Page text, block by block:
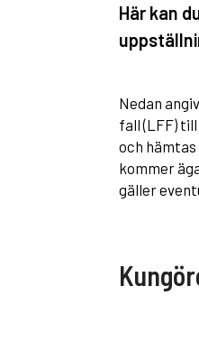
Här kan
Nedan
fall (LFF)
och
kommer
gäller